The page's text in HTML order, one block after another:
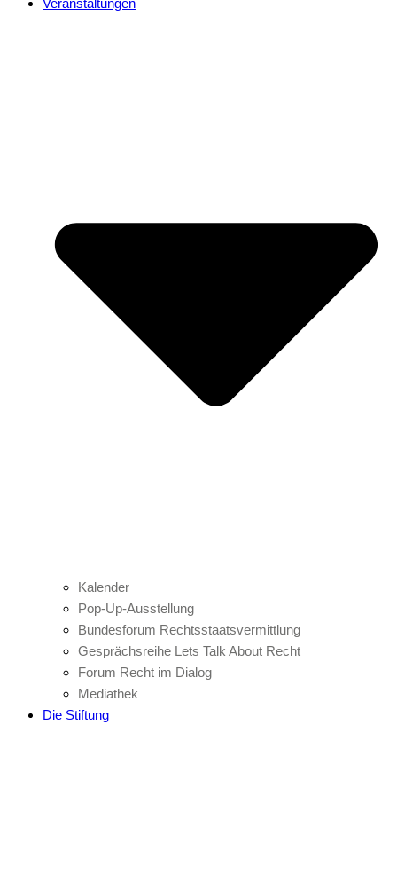
Veranstaltungen
Kalender
Pop-Up-Ausstellung
Bundesforum Rechtsstaatsvermittlung
Gesprächsreihe Lets Talk About Recht
Forum Recht im Dialog
Mediathek
Die Stiftung